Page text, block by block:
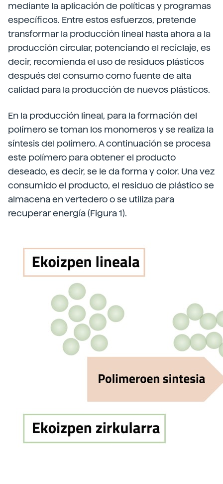
mediante la aplicación de políticas y programas
específicos. Entre estos esfuerzos, pretende
transformar la producción lineal hasta ahora a la
producción circular, potenciando el reciclaje, es
decir, recomienda el uso de residuos plásticos
después del consumo como fuente de alta
calidad para la producción de nuevos plásticos.
En la producción lineal, para la formación del
polímero se toman los mono­me­ros y se realiza la
síntesis del polímero. A continuación se procesa
este polímero para obtener el producto
deseado, es decir, se le da forma y color. Una vez
consumido el producto, el residuo de plástico se
almacena en vertedero o se utiliza para
recuperar energía (Figura 1).